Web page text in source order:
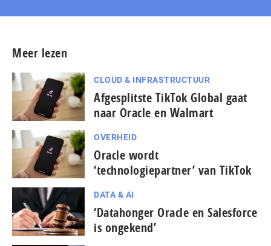
Meer lezen
CLOUD & INFRASTRUCTUUR
Afgesplitste TikTok Global gaat
naar Oracle en Walmart
OVERHEID
Oracle wordt
‘technologiepartner’ van TikTok
DATA & AI
‘Datahonger Oracle en Salesforce
is ongekend’